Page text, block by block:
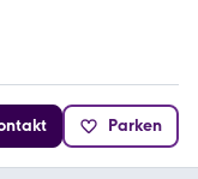
Parken